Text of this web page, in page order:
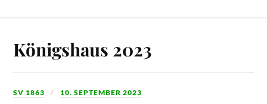
Königshaus 2023
SV 1863 10. SEPTEMBER 2023